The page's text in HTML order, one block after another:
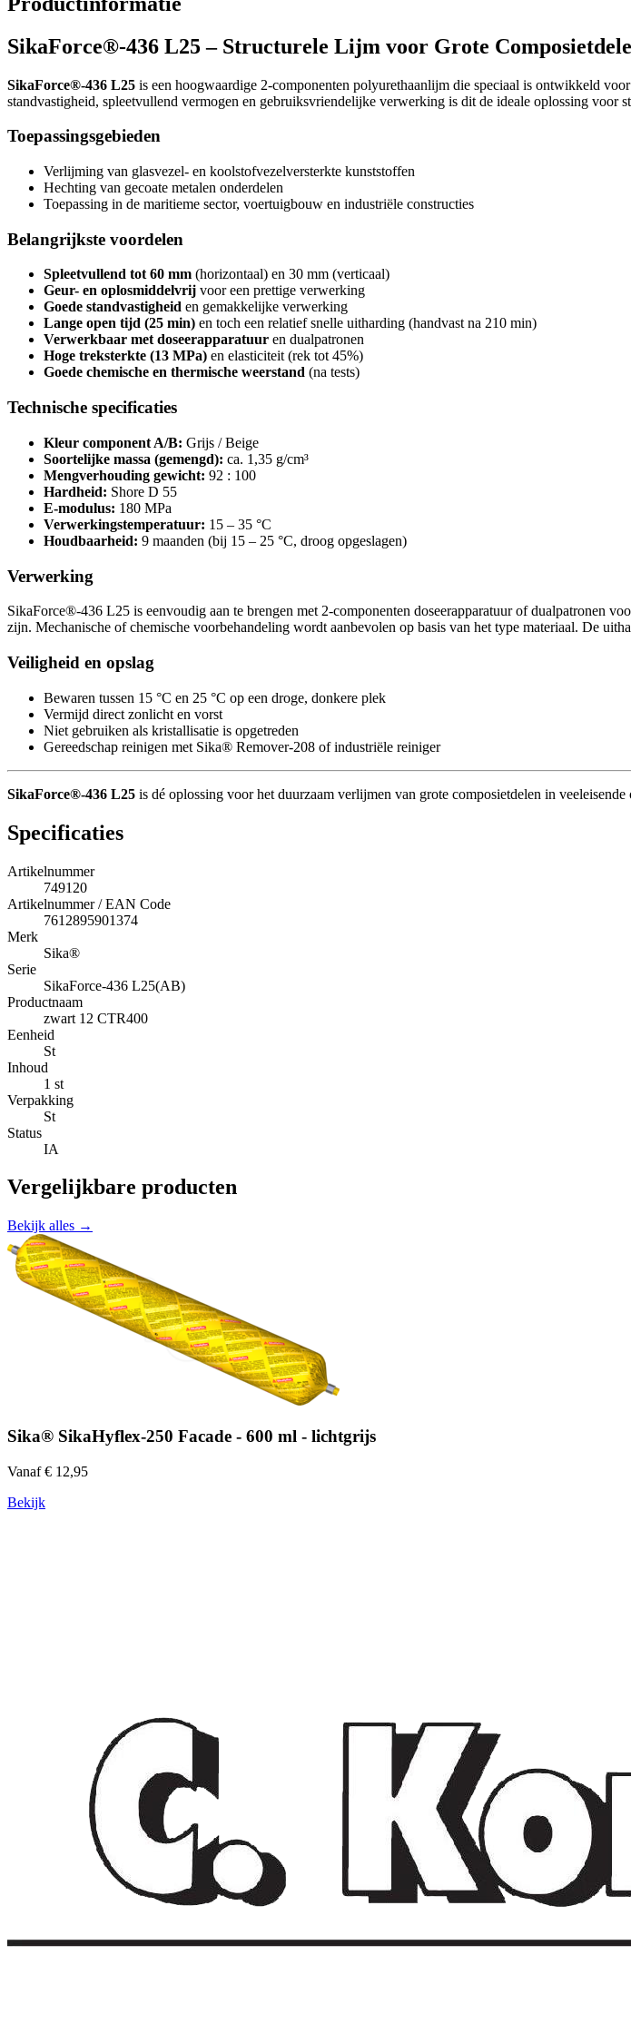
SikaForce®-436 L25 – Structurele Lijm voor Grote
SikaForce®-436 L25 is een hoogwaardige 2-componenten polyurethaanlijm die speciaal is ontwikkeld
standvastigheid, spleetvullend vermogen en gebruiksvriendelijke verwerking is dit de ideale oplossing voor
Toepassingsgebieden
Verlijming van glasvezel- en koolstofvezelversterkte kunststoffen
Hechting van gecoate metalen onderdelen
Toepassing in de maritieme sector, voertuigbouw en industriële constructies
Belangrijkste voordelen
Spleetvullend tot 60 mm (horizontaal) en 30 mm (verticaal)
Geur- en oplosmiddelvrij voor een prettige verwerking
Goede standvastigheid en gemakkelijke verwerking
Lange open tijd (25 min) en toch een relatief snelle uitharding (handvast na 210 min)
Verwerkbaar met doseerapparatuur en dualpatronen
Hoge treksterkte (13 MPa) en elasticiteit (rek tot 45%)
Goede chemische en thermische weerstand (na tests)
Technische specificaties
Kleur component A/B: Grijs / Beige
Soortelijke massa (gemengd): ca. 1,35 g/cm³
Mengverhouding gewicht: 92 : 100
Hardheid: Shore D 55
E-modulus: 180 MPa
Verwerkingstemperatuur: 15 – 35 °C
Houdbaarheid: 9 maanden (bij 15 – 25 °C, droog opgeslagen)
Verwerking
SikaForce®-436 L25 is eenvoudig aan te brengen met 2-componenten doseerapparatuur of dualpatronen
zijn. Mechanische of chemische voorbehandeling wordt aanbevolen op basis van het type materiaal. De
Veiligheid en opslag
Bewaren tussen 15 °C en 25 °C op een droge, donkere plek
Vermijd direct zonlicht en vorst
Niet gebruiken als kristallisatie is opgetreden
Gereedschap reinigen met Sika® Remover-208 of industriële reiniger
SikaForce®-436 L25 is dé oplossing voor het duurzaam verlijmen van grote composietdelen in
Specificaties
Artikelnummer
749120
Artikelnummer / EAN Code
7612895901374
Merk
Sika®
Serie
SikaForce-436 L25(AB)
Productnaam
zwart 12 CTR400
Eenheid
St
Inhoud
1 st
Verpakking
St
Status
IA
Vergelijkbare producten
Bekijk alles →
Sika® SikaHyflex-250 Facade - 600 ml - lichtgrijs
Vanaf € 12,95
Bekijk